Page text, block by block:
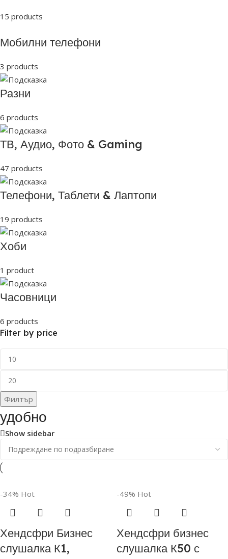
15 products
Мобилни телефони
3 products
Разни
6 products
ТВ, Аудио, Фото & Gaming
47 products
Телефони, Таблети & Лаптопи
19 products
Хоби
1 product
Часовници
6 products
Filter by price
Филтър
удобно
Show sidebar
-34% Hot
Хендсфри Бизнес
слушалка К1,
-49% Hot
Хендсфри бизнес
слушалка К50 с